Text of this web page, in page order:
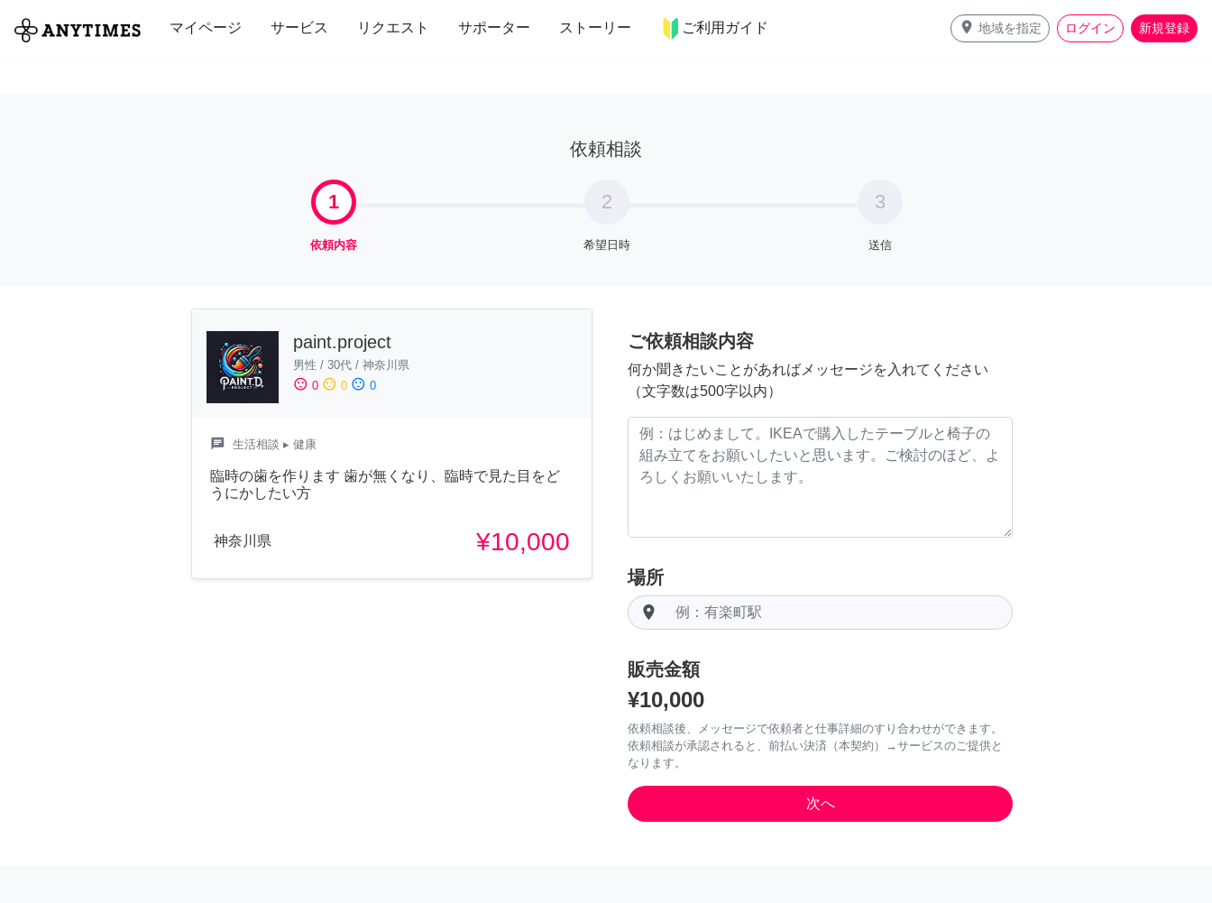
マイページ サービス リクエスト サポーター ストーリー ご利用ガイド place 地域を指定 ログイン 新規登録
全て 修理・組立 家事 引っ越し インテリア 趣味・習い事 ペット 料理
依頼相談
1
依頼内容
2
希望日時
3
送信
paint.project
男性 / 30代 / 神奈川県
sentiment_satisfied 0 sentiment_neutral 0 sentiment_dissatisfied 0
chat 生活相談 ▸ 健康
臨時の歯を作ります 歯が無くなり、臨時で見た目をど
うにかしたい方
神奈川県 ¥10,000
ご依頼相談内容
何か聞きたいことがあればメッセージを入れてください
（文字数は500字以内）
場所
room
販売金額
¥10,000
依頼相談後、メッセージで依頼者と仕事詳細のすり合わせができます。
依頼相談が承認されると、前払い決済（本契約）→サービスのご提供と
なります。